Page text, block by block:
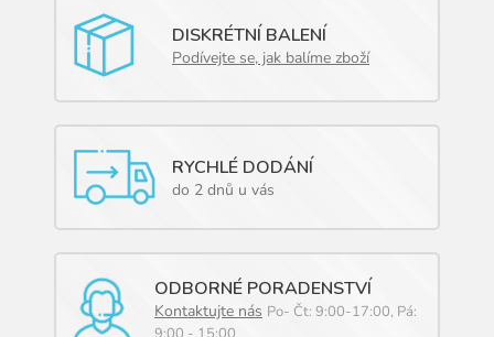
v
k
y
p
s
u
DISKRÉTNÍ BALENÍ
Podívejte se, jak balíme zboží
RYCHLÉ DODÁNÍ
do 2 dnů u vás
ODBORNÉ PORADENSTVÍ
Kontaktujte nás Po- Čt: 9:00-17:00, Pá: